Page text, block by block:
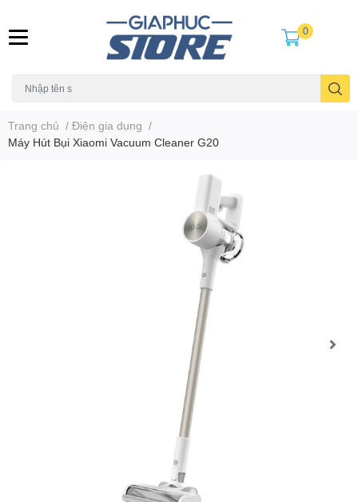
0
Trang chủ / Điện gia dụng /
Máy Hút Bụi Xiaomi Vacuum Cleaner G20